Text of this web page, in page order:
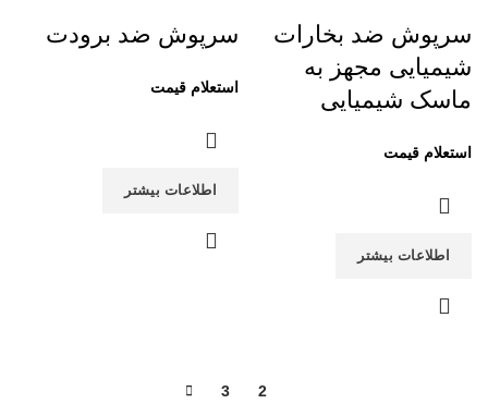
سرپوش ضد بخارات
شیمیایی مجهز به
ماسک شیمیایی
اطلاعات بیشتر
سرپوش ضد برودت
اطلاعات بیشتر
2
3